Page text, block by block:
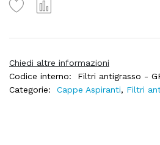
Chiedi altre informazioni
Codice interno:
Filtri antigrasso -
Categorie:
Cappe Aspiranti, Filtri